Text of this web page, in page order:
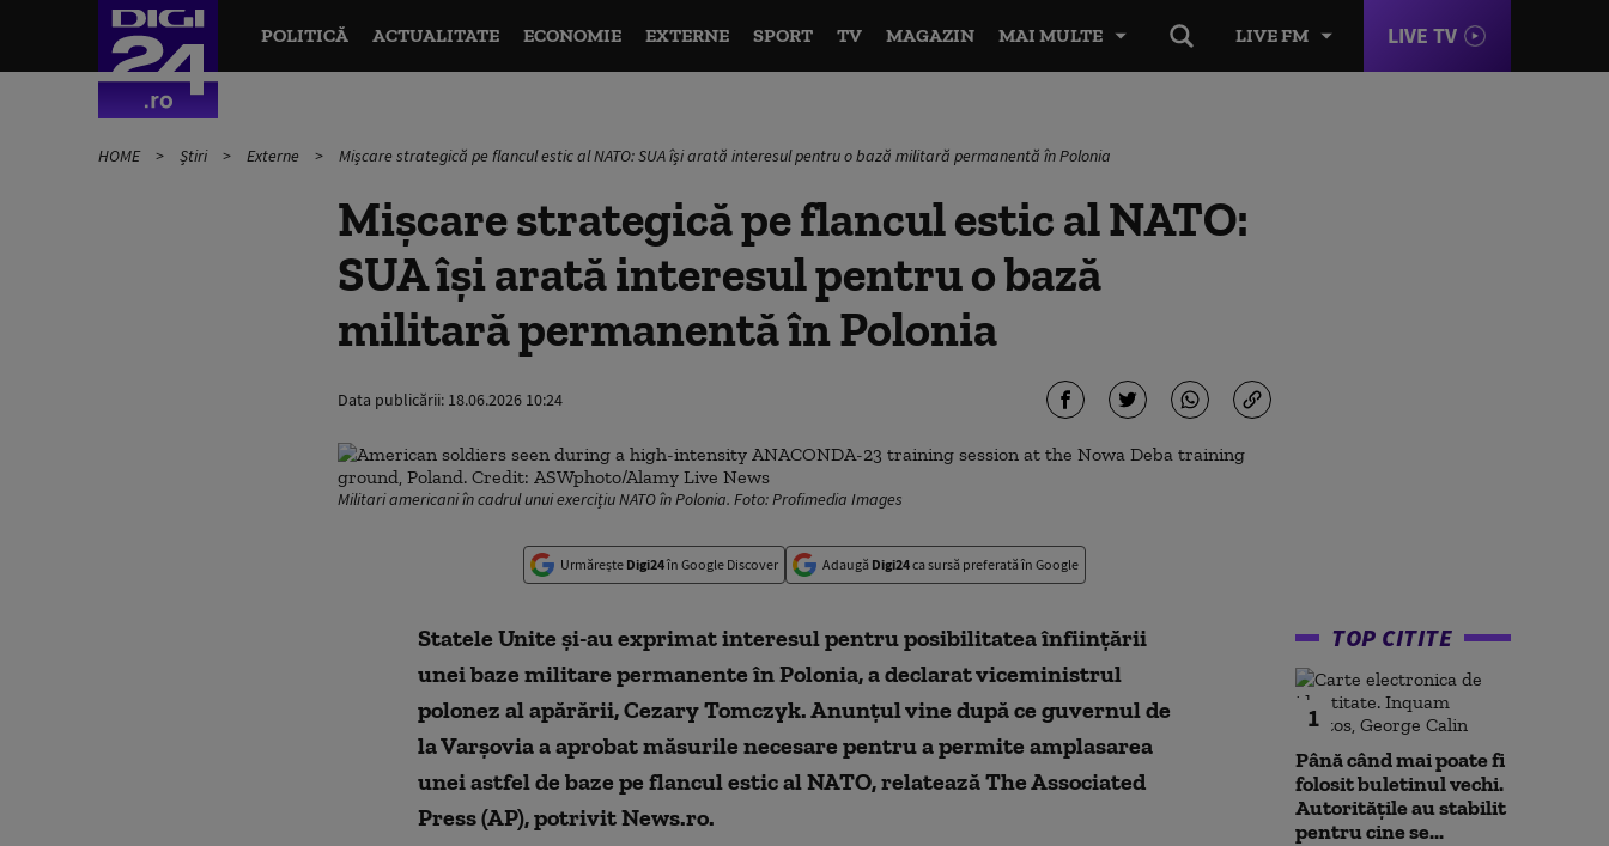
LIVE FM LIVE TV
POLITICĂ ACTUALITATE ECONOMIE EXTERNE SPORT TV MAGAZIN MAI MULTE
HOME Știri Externe Mișcare strategică pe flancul estic al NATO: SUA își arată interesul pentru o bază militară permanentă în Polonia
Mișcare strategică pe flancul estic al NATO:
SUA își arată interesul pentru o bază
militară permanentă în Polonia
Data publicării: 18.06.2026 10:24
Militari americani în cadrul unui exercițiu NATO în Polonia. Foto: Profimedia Images
Urmărește Digi24în Google Discover Adaugă Digi24ca sursă preferată în Google
Statele Unite şi-au exprimat interesul pentru posibilitatea înfiinţării
unei baze militare permanente în Polonia, a declarat viceministrul
polonez al apărării, Cezary Tomczyk. Anunţul vine după ce guvernul de
la Varşovia a aprobat măsurile necesare pentru a permite amplasarea
unei astfel de baze pe flancul estic al NATO, relatează The Associated
Press (AP), potrivit News.ro.
TOP CITITE
1
Până când mai poate fi
folosit buletinul vechi.
Autoritățile au stabilit
pentru cine se...